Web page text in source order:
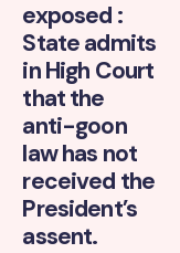
exposed :
State admits
in High Court
that the
anti-goon
law has not
received the
President’s
assent.